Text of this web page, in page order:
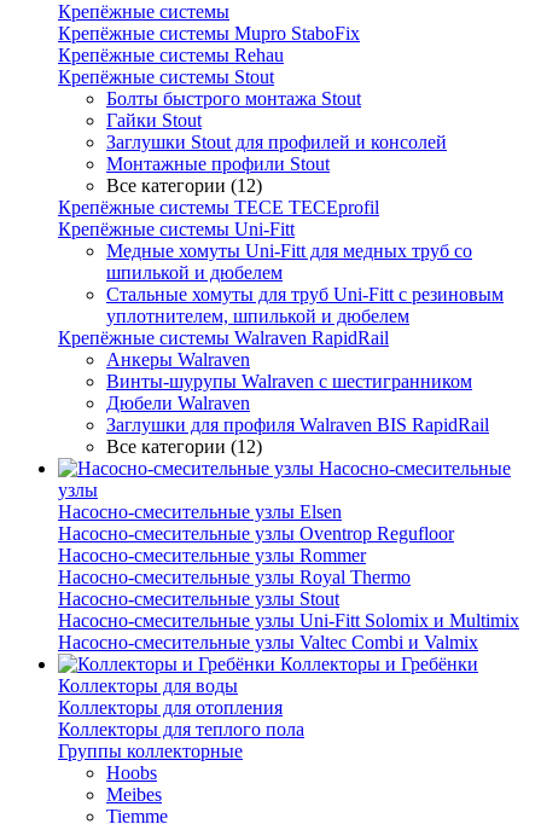
Крепёжные системы
Крепёжные системы Mupro StaboFix
Крепёжные системы Rehau
Крепёжные системы Stout
Болты быстрого монтажа Stout
Гайки Stout
Заглушки Stout для профилей и консолей
Монтажные профили Stout
Все категории (12)
Крепёжные системы TECE TECEprofil
Крепёжные системы Uni-Fitt
Медные хомуты Uni-Fitt для медных труб со
шпилькой и дюбелем
Стальные хомуты для труб Uni-Fitt с резиновым
уплотнителем, шпилькой и дюбелем
Крепёжные системы Walraven RapidRail
Анкеры Walraven
Винты-шурупы Walraven с шестигранником
Дюбели Walraven
Заглушки для профиля Walraven BIS RapidRail
Все категории (12)
Насосно-смесительные
узлы
Насосно-смесительные узлы Elsen
Насосно-смесительные узлы Oventrop Regufloor
Насосно-смесительные узлы Rommer
Насосно-смесительные узлы Royal Thermo
Насосно-смесительные узлы Stout
Насосно-смесительные узлы Uni-Fitt Solomix и Multimix
Насосно-смесительные узлы Valtec Combi и Valmix
Коллекторы и Гребёнки
Коллекторы для воды
Коллекторы для отопления
Коллекторы для теплого пола
Группы коллекторные
Hoobs
Meibes
Tiemme